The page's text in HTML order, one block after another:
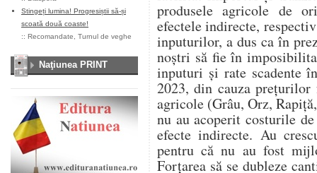
Stingeți lumina! Progresiștii să-și
scoată două coaste!
:: Recomandate Turnul de veghe
Naţiunea PRINT
produsele agricole de
efectele indirecte,
inputurilor, a dus ca în
noștri să fie în
inputuri și rate scadente
2023, din cauza
agricole (Grâu, Orz,
nu au acoperit costurile
efecte indirecte. Au
pentru că nu au fost
Forțarea să se dubleze